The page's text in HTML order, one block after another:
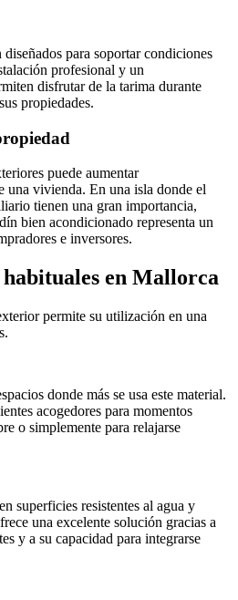
diseñados para soportar condiciones
profesional y un
disfrutar de la tarima durante
propiedades.
puede aumentar
una vivienda. En una isla donde el
tienen una gran importancia,
bien acondicionado representa un
e inversores.
en Mallorca
permite su utilización en una
donde más se usa este material.
acogedores para momentos
o simplemente para relajarse
superficies resistentes al agua y
una excelente solución gracias a
y a su capacidad para integrarse